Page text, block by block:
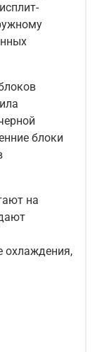
блоки
на
охлаждения,